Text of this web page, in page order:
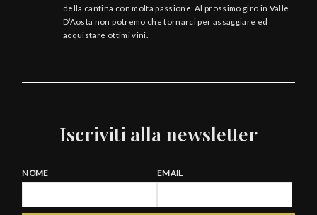
della cantina con molta passione. Al prossimo giro in Valle
D’Aosta non potremo che tornarci per assaggiare ed
acquistare ottimi vini.
Iscriviti alla newsletter
NOME EMAIL